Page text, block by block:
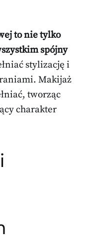
to nie tylko
spójny
stylizację i
Makijaż
tworząc
charakter